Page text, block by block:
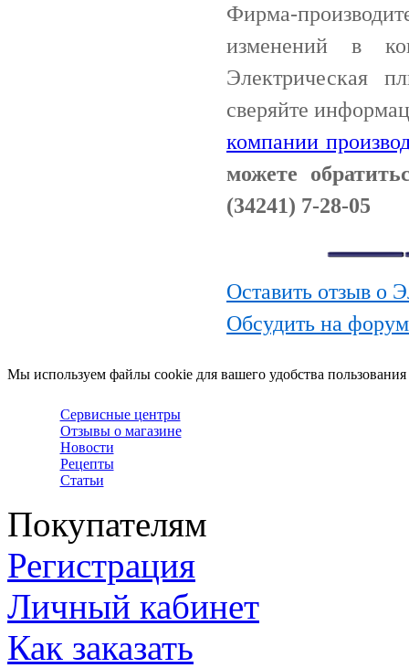
Фирма-
изменений в
Электрическая
сверяйте
компании
можете
(34241) 7-28-05
Оставить отзыв о
Обсудить на
Мы используем файлы cookie для вашего удобства
Сервисные центры
Отзывы о магазине
Новости
Рецепты
Статьи
Покупателям
Регистрация
Личный кабинет
Как заказать